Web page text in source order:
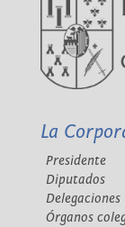
La
Presidente
Diputados
Delegaciones
Órganos